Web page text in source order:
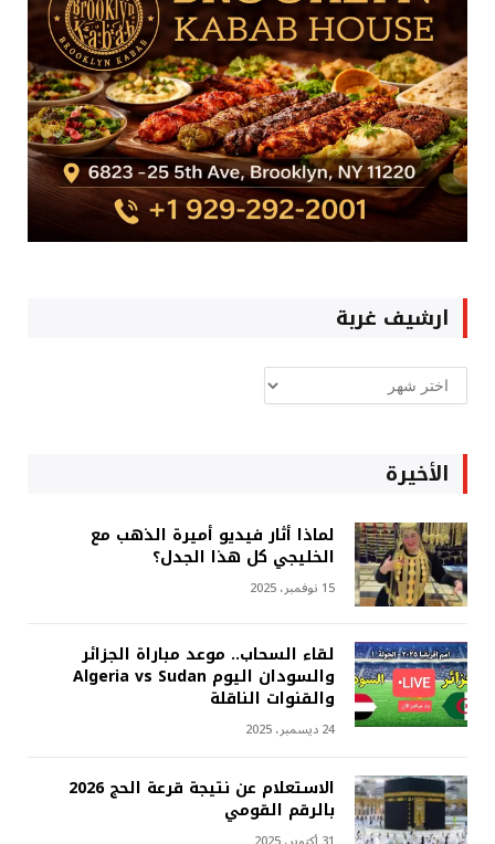
ارشيف غربة
ارشيف
غربة
الأخيرة
لماذا أثار فيديو أميرة الذهب مع
الخليجي كل هذا الجدل؟
15 نوفمبر، 2025
لقاء السحاب.. موعد مباراة الجزائر
والسودان اليوم Algeria vs Sudan
والقنوات الناقلة
24 ديسمبر، 2025
الاستعلام عن نتيجة قرعة الحج 2026
بالرقم القومي